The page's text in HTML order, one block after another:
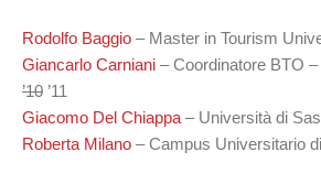
Rodolfo Baggio – Master in Tourism
Giancarlo Carniani – Coordinatore BTO
’10 ’11
Giacomo Del Chiappa – Università di
Roberta Milano – Campus Universitario